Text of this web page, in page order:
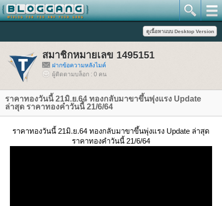
สมาชิกหมายเลข 1495151
ฝากข้อความหลังไมค์
ผู้ติดตามบล็อก : 0 คน
ราคาทองวันนี้ 21มิ.ย.64 ทองกลับมาขาขึ้นพุ่งแรง Update
ล่าสุด ราคาทองคำวันนี้ 21/6/64
ราคาทองวันนี้ 21มิ.ย.64 ทองกลับมาขาขึ้นพุ่งแรง Update ล่าสุด
ราคาทองคำวันนี้ 21/6/64